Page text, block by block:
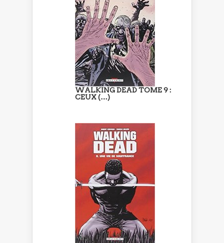
WALKING DEAD TOME 9 :
CEUX (…)